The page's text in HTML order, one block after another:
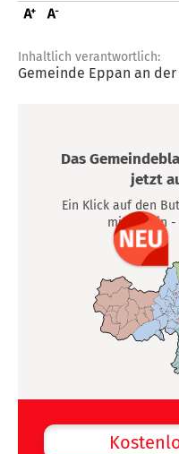
Inhaltlich verantwortlich:
Gemeinde Eppan an
Das
jetzt
Ein Klick auf den
mittendrin